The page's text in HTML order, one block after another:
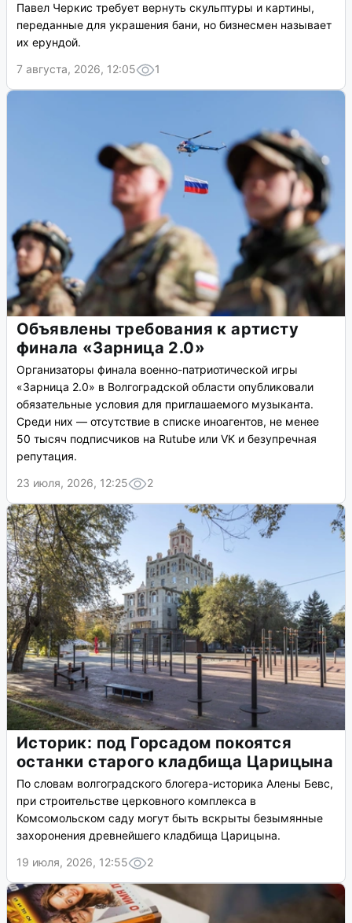
Павел Черкис требует вернуть скульптуры и картины,
переданные для украшения бани, но бизнесмен называет
их ерундой.
7 августа, 2026, 12:05
1
Объявлены требования к артисту
финала «Зарница 2.0»
Организаторы финала военно-патриотической игры
«Зарница 2.0» в Волгоградской области опубликовали
обязательные условия для приглашаемого музыканта.
Среди них — отсутствие в списке иноагентов, не менее
50 тысяч подписчиков на Rutube или VK и безупречная
репутация.
23 июля, 2026, 12:25
2
Историк: под Горсадом покоятся
останки старого кладбища Царицына
По словам волгоградского блогера-историка Алены Бевс,
при строительстве церковного комплекса в
Комсомольском саду могут быть вскрыты безымянные
захоронения древнейшего кладбища Царицына.
19 июля, 2026, 12:55
2